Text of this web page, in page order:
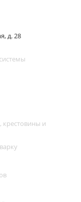
д. 28
крестовины и